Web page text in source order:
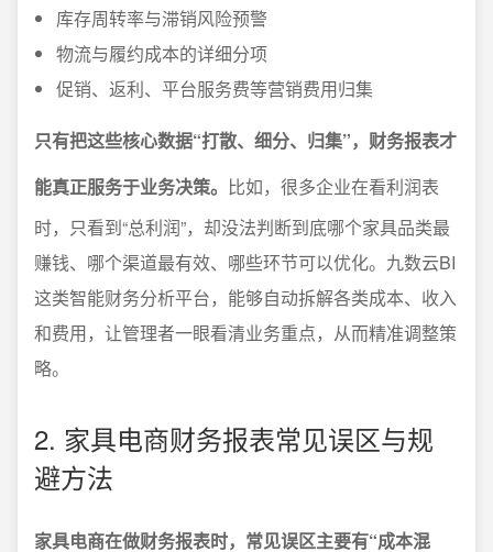
库存周转率与滞销风险预警
物流与履约成本的详细分项
促销、返利、平台服务费等营销费用归集
只有把这些核心数据“打散、细分、归集”，财务报表才
能真正服务于业务决策。 比如，很多企业在看利润表
时，只看到“总利润”，却没法判断到底哪个家具品类最
赚钱、哪个渠道最有效、哪些环节可以优化。九数云BI
这类智能财务分析平台，能够自动拆解各类成本、收入
和费用，让管理者一眼看清业务重点，从而精准调整策
略。
2. 家具电商财务报表常见误区与规
避方法
家具电商在做财务报表时，常见误区主要有“成本混